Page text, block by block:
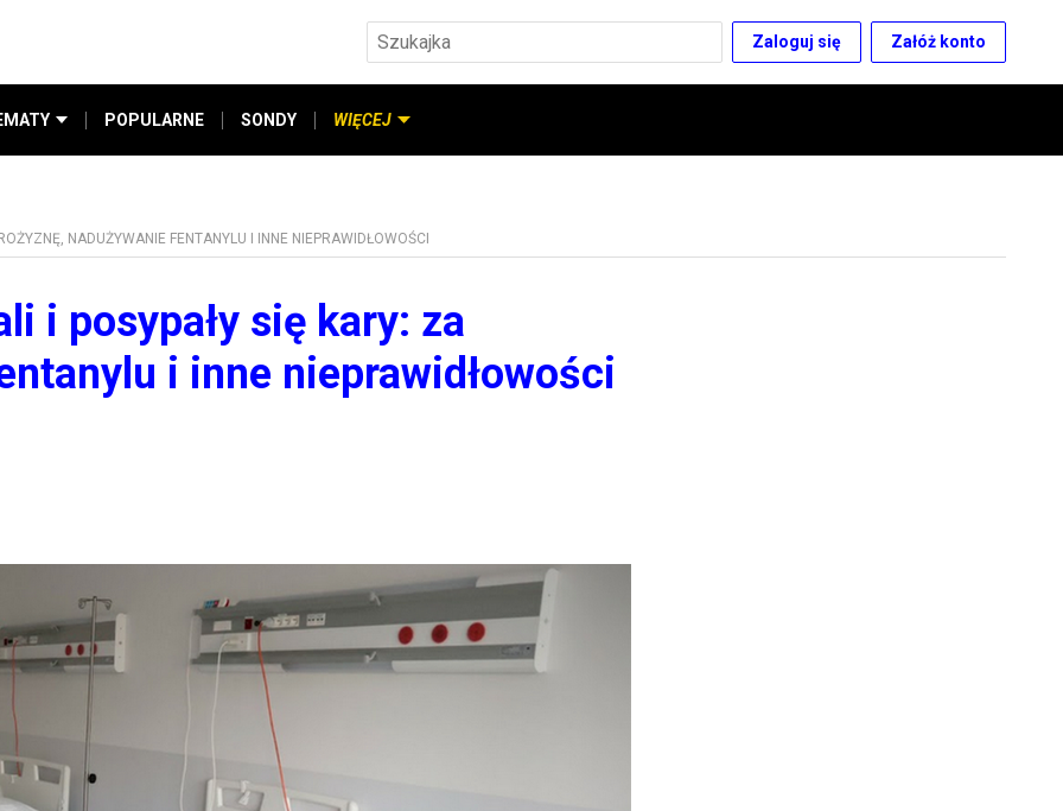
Zaloguj się Załóż konto
POPULARNE SONDY WIĘCEJ
NADUŻYWANIE FENTANYLU I INNE NIEPRAWIDŁOWOŚCI
i posypały się kary: za
i inne nieprawidłowości